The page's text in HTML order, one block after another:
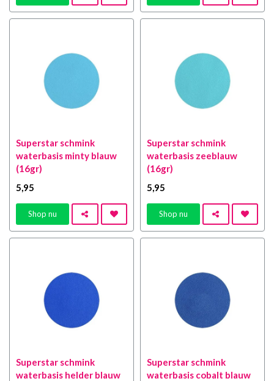
Superstar schmink
waterbasis minty blauw
(16gr)
5 ,95
Shop nu
Superstar schmink
waterbasis zeeblauw
(16gr)
5 ,95
Shop nu
Superstar schmink
waterbasis helder blauw
Superstar schmink
waterbasis cobalt blauw